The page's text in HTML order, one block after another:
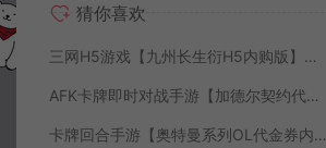
猜你喜欢
三网H5游戏【九州长生衍H5内购版】8月最新整理Linux手工服务端+管理后台+GM授权后台+简易安卓客户端+详细搭建教程+视频教程
AFK卡牌即时对战手游【加德尔契约代金券内购修复版】8月最新整理Linux手工服务端+前后端全套源码+CDK授权后台+安卓苹果双端+详细搭建教程+视频教程
卡牌回合手游【奥特曼系列OL代金券内购闪耀金兔多区版】7月最新整理Linux手工服务端+加解密工具+CDK授权后台+安卓+详细搭建教程+视频教程